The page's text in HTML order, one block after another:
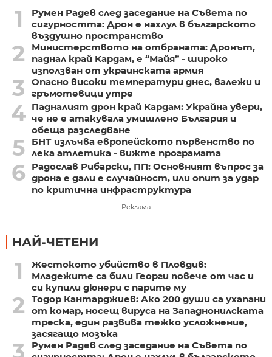
1
Румен Радев след заседание на Съвета по
сигурността: Дрон е нахлул в българското
въздушно пространство
2
Министерството на отбраната: Дронът,
паднал край Кардам, е “Майя” - широко
използван от украинската армия
3
Опасно високи температури днес, валежи и
гръмотевици утре
4 Падналият дрон край Кардам: Украйна увери,
че не е атакувала умишлено България и
обеща разследване
5
БНТ излъчва европейското първенство по
лека атлетика - вижте програмата
6
Радослав Рибарски, ПП: Основният въпрос за
дрона е дали е случайност, или опит за удар
по критична инфраструктура
Реклама
НАЙ-ЧЕТЕНИ
1
Жестокото убийство в Пловдив:
Младежите са били Георги повече от час и
си купили дюнери с парите му
2
Тодор Кантарджиев: Ако 200 души са ухапани
от комар, носещ вируса на Западнонилската
треска, един развива тежко усложнение,
засягащо мозъка
3
Румен Радев след заседание на Съвета по